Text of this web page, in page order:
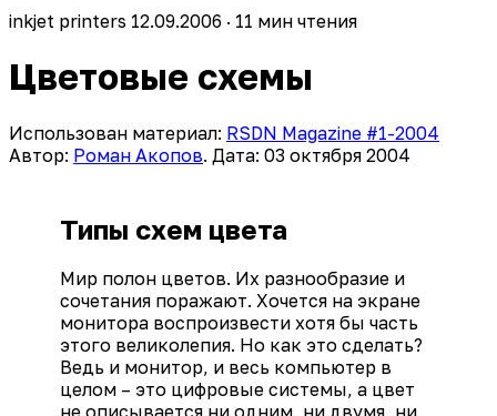
inkjet printers 12.09.2006 · 11 мин чтения
Цветовые схемы
Использован материал: RSDN Magazine #1-2004
Автор: Роман Акопов. Дата: 03 октября 2004
Типы схем цвета
Мир полон цветов. Их разнообразие и
сочетания поражают. Хочется на экране
монитора воспроизвести хотя бы часть
этого великолепия. Но как это сделать?
Ведь и монитор, и весь компьютер в
целом – это цифровые системы, а цвет
не описывается ни одним, ни двумя, ни